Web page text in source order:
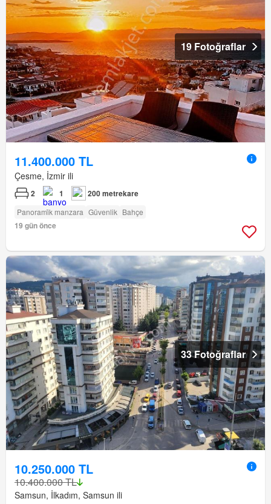
19 Fotoğraflar
11.400.000 TL
Çesme, İzmir ili
2 1 200 metrekare
Panorami̇k manzara Güvenlik Bahçe
19 gün önce
33 Fotoğraflar
10.250.000 TL
10.400.000 TL
Samsun, İlkadım, Samsun ili